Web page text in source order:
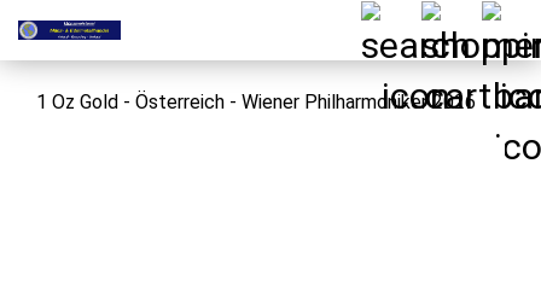
1 Oz Gold - Österreich - Wiener Philharmoniker 2026